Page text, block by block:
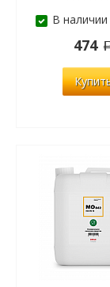
В
474